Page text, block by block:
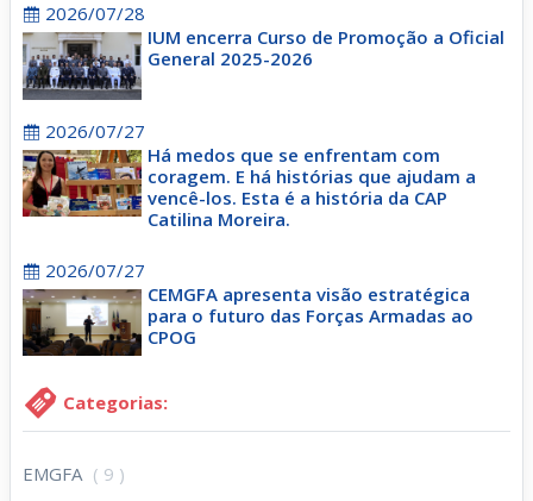
2026/07/28
IUM encerra Curso de Promoção a Oficial
General 2025-2026
2026/07/27
Há medos que se enfrentam com
coragem. E há histórias que ajudam a
vencê-los. Esta é a história da CAP
Catilina Moreira.
2026/07/27
CEMGFA apresenta visão estratégica
para o futuro das Forças Armadas ao
CPOG
Categorias:
EMGFA ( 9 )